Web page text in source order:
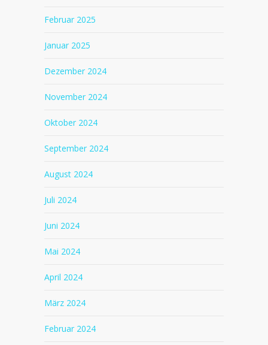
Februar 2025
Januar 2025
Dezember 2024
November 2024
Oktober 2024
September 2024
August 2024
Juli 2024
Juni 2024
Mai 2024
April 2024
März 2024
Februar 2024